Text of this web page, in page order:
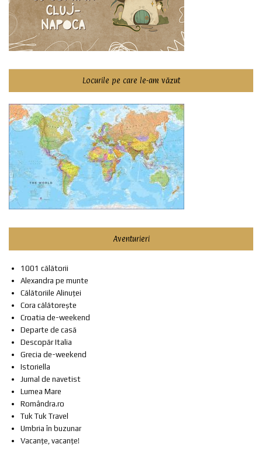
Locurile pe care le-am văzut
Aventurieri
1001 călătorii
Alexandra pe munte
Călătoriile Alinuței
Cora călătorește
Croatia de-weekend
Departe de casă
Descopăr Italia
Grecia de-weekend
Istoriella
Jurnal de navetist
Lumea Mare
Romândra.ro
Tuk Tuk Travel
Umbria în buzunar
Vacanțe, vacanțe!